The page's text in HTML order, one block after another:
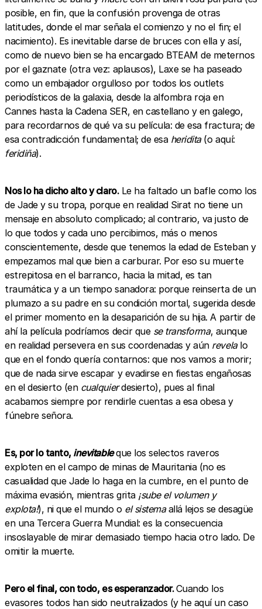
posible, en fin, que la confusión provenga de otras
latitudes, donde el mar señala el comienzo y no el fin; el
nacimiento). Es inevitable darse de bruces con ella y así,
como de nuevo bien se ha encargado BTEAM de meternos
por el gaznate (otra vez: aplausos), Laxe se ha paseado
como un embajador orgulloso por todos los outlets
periodísticos de la galaxia, desde la alfombra roja en
Cannes hasta la Cadena SER, en castellano y en galego,
para recordarnos de qué va su película: de esa fractura; de
esa contradicción fundamental; de esa heridita(o aquí:
feridiña).
Nos lo ha dicho alto y claro.Le ha faltado un bafle como los
de Jade y su tropa, porque en realidad Sirat no tiene un
mensaje en absoluto complicado; al contrario, va justo de
lo que todos y cada uno percibimos, más o menos
conscientemente, desde que tenemos la edad de Esteban y
empezamos mal que bien a carburar. Por eso su muerte
estrepitosa en el barranco, hacia la mitad, es tan
traumática y a un tiempo sanadora: porque reinserta de un
plumazo a su padre en su condición mortal, sugerida desde
el primer momento en la desaparición de su hija. A partir de
ahí la película podríamos decir que se transforma, aunque
en realidad persevera en sus coordenadas y aún revelalo
que en el fondo quería contarnos: que nos vamos a morir;
que de nada sirve escapar y evadirse en fiestas engañosas
en el desierto (en cualquierdesierto), pues al final
acabamos siempre por rendirle cuentas a esa obesa y
fúnebre señora.
Es, por lo tanto, inevitableque los selectos raveros
exploten en el campo de minas de Mauritania (no es
casualidad que Jade lo haga en la cumbre, en el punto de
máxima evasión, mientras grita ¡sube el volumen y
explota!), ni que el mundo o el sistemaallá lejos se desagüe
en una Tercera Guerra Mundial: es la consecuencia
insoslayable de mirar demasiado tiempo hacia otro lado. De
omitir la muerte.
Pero el final, con todo, es esperanzador.Cuando los
evasores todos han sido neutralizados (y he aquí un caso